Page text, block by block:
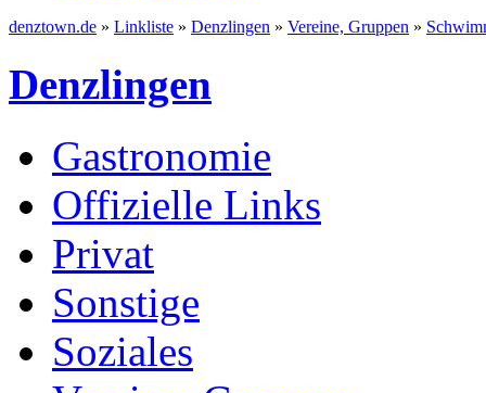
denztown.de » Linkliste » Denzlingen » Vereine, Gruppen »
Denzlingen
Gastronomie
Offizielle Links
Privat
Sonstige
Soziales